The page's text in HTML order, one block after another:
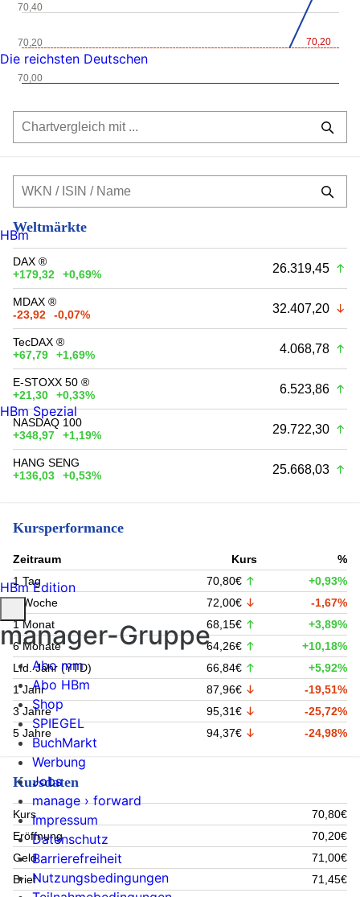
70,20
70,00
70,20
70,40
Weltmärkte
DAX ®
+179,32
+0,69% 26.319,45
MDAX ®
-23,92
-0,07% 32.407,20
TecDAX ®
+67,79
+1,69% 4.068,78
E-STOXX 50 ®
+21,30
+0,33% 6.523,86
NASDAQ 100
+348,97
+1,19% 29.722,30
HANG SENG
+136,03
+0,53% 25.668,03
Kursperformance
Zeitraum Kurs
%
1 Tag
70,80€
+0,93%
1 Woche
72,00€
-1,67%
1 Monat
68,15€
+3,89%
6 Monate
64,26€
+10,18%
Lfd. Jahr (YTD)
66,84€
+5,92%
1 Jahr
87,96€
-19,51%
3 Jahre
95,31€
-25,72%
5 Jahre
94,37€ -24,98%
Kursdaten
Kurs
70,80€
Eröffnung
70,20€
Geld
71,00€
Brief
71,45€
Die reichsten Deutschen
HBm
HBm Spezial
HBm Edition
manager-Gruppe
Abo mm
Abo HBm
Shop
SPIEGEL
BuchMarkt
Werbung
Jobs
manage › forward
Impressum
Datenschutz
Barrierefreiheit
Nutzungsbedingungen